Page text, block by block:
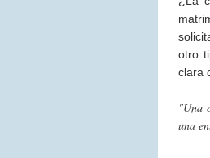
otro
clara
"Una
una